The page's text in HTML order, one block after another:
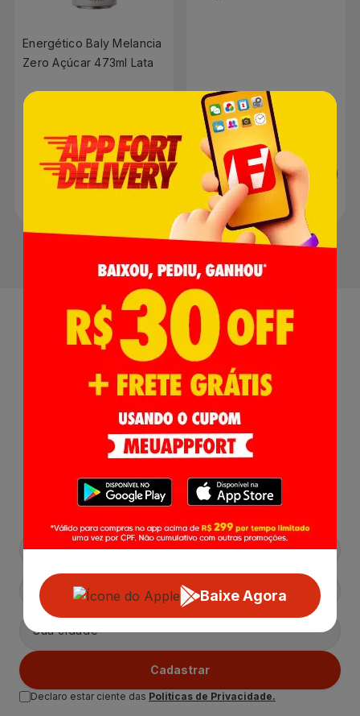
Energético Baly Melancia
Zero Açúcar 473ml Lata
Adicionar
R$ 4,39
Adicionar
Baixe Agora
Lançamentos e Promoções!
Cadastrar
Declaro estar ciente das Politicas de Privacidade.